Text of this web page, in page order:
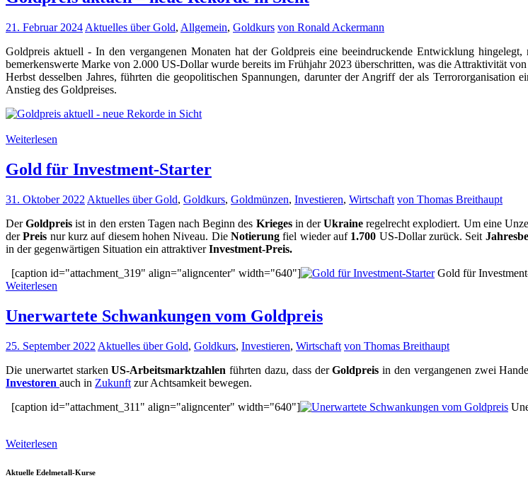
21. Februar 2024 Aktuelles über Gold, Allgemein, Goldkurs von Ronald Ackermann
Goldpreis aktuell - In den vergangenen Monaten hat der Goldpreis eine beeindruckende Entwicklung
bemerkenswerte Marke von 2.000 US-Dollar wurde bereits im Frühjahr 2023 überschritten, was die Attraktivität
Herbst desselben Jahres, führten die geopolitischen Spannungen, darunter der Angriff der als
Anstieg des Goldpreises.
Weiterlesen
Gold für Investment-Starter
31. Oktober 2022 Aktuelles über Gold, Goldkurs, Goldmünzen, Investieren, Wirtschaft von Thomas Breithaupt
DerGoldpreis ist in den ersten Tagen nach Beginn des Kriegesin derUkraine regelrecht explodiert. Um eine
derPreis nur kurz auf diesem hohen Niveau. Die Notierungfiel wieder auf 1.700 US-Dollar zurück. Seit
in der gegenwärtigen Situation ein attraktiverInvestment-Preis.
[caption id="attachment_319" align="aligncenter" width="640"]
Gold für
Weiterlesen
Unerwartete Schwankungen vom Goldpreis
25. September 2022 Aktuelles über Gold, Goldkurs, Investieren, Wirtschaft von Thomas Breithaupt
Die unerwartet starkenUS-Arbeitsmarktzahlen führten dazu, dass derGoldpreis in den vergangenen zwei
Investoren auch in Zukunft zur Achtsamkeit bewegen.
[caption id="attachment_311" align="aligncenter" width="640"]
Weiterlesen
Aktuelle Edelmetall-Kurse